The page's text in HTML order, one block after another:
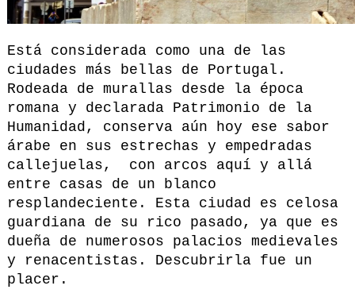
Está considerada como una de las
ciudades más bellas de Portugal.
Rodeada de murallas desde la época
romana y declarada Patrimonio de la
Humanidad, conserva aún hoy ese sabor
árabe en sus estrechas y empedradas
callejuelas, con arcos aquí y allá
entre casas de un blanco
resplandeciente. Esta ciudad es celosa
guardiana de su rico pasado, ya que es
dueña de numerosos palacios medievales
y renacentistas. Descubrirla fue un
placer.